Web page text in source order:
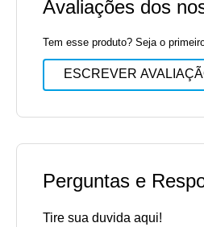
Avaliações dos
Tem esse produto? Seja o
ESCREVER
Perguntas e
Tire sua duvida aqui!